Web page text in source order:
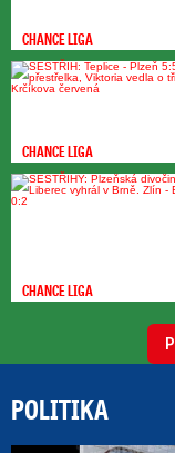
CHANCE LIGA
CHANCE LIGA
CHANCE LIGA
POLITIKA